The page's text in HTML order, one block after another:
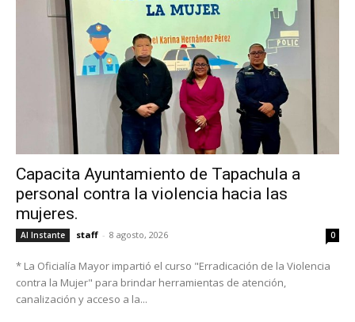
Capacita Ayuntamiento de Tapachula a
personal contra la violencia hacia las
mujeres.
Al Instante staff - 8 agosto, 2026 0
* La Oficialía Mayor impartió el curso "Erradicación de la Violencia
contra la Mujer" para brindar herramientas de atención,
canalización y acceso a la...